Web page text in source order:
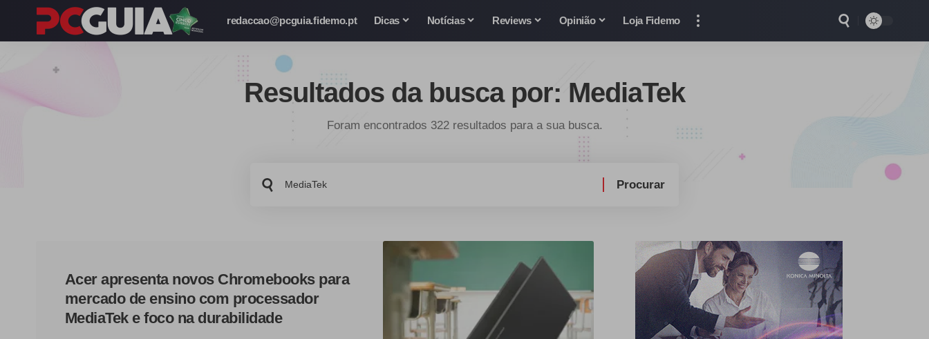
redaccao@pcguia.fidemo.pt Dicas Notícias Reviews Opinião Loja Fidemo
Resultados da busca por: MediaTek
Foram encontrados 322 resultados para a sua busca.
Busca
Acer apresenta novos Chromebooks para
mercado de ensino com processador
MediaTek e foco na durabilidade